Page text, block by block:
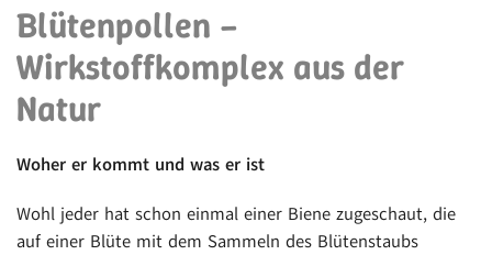
Blütenpollen –
Wirkstoffkomplex aus der
Natur
Woher er kommt und was er ist
Wohl jeder hat schon einmal einer Biene zugeschaut, die
auf einer Blüte mit dem Sammeln des Blütenstaubs